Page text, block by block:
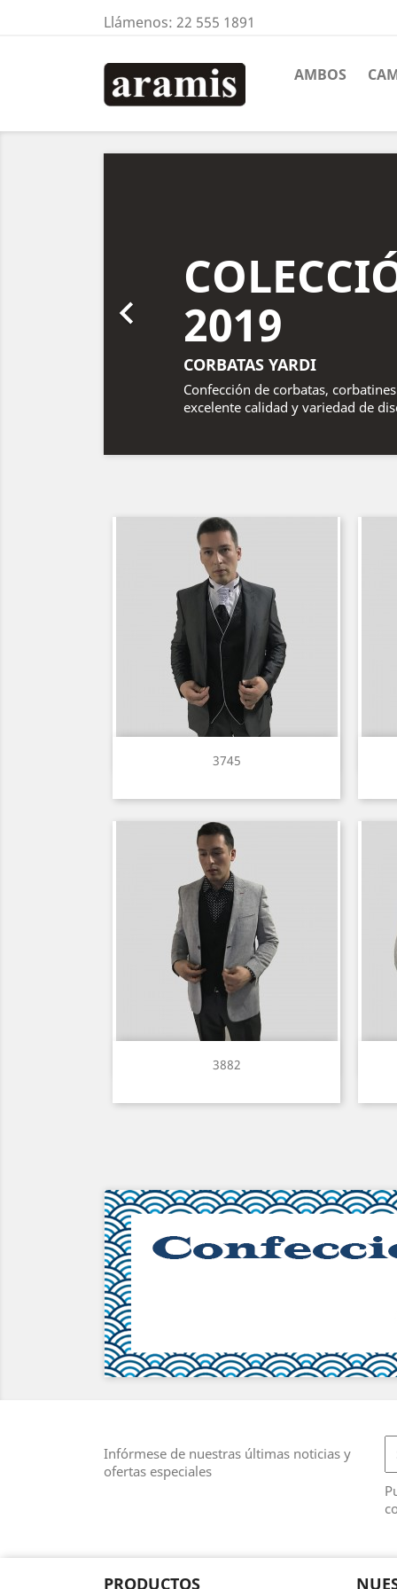
Llámenos: 22 555 1891
AMBOS
2019
CORBATAS YARDI
Confección de corbatas,
excelente calidad y variedad de

Anterior
3745
Vista rápida
3882
Vista rápida
Infórmese de nuestras últimas noticias y
ofertas especiales
PRODUCTOS